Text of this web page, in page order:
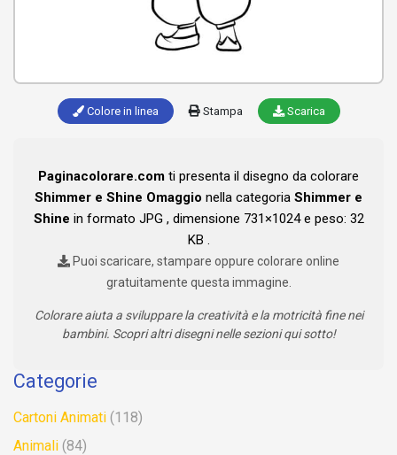
Colore in linea Stampa Scarica
Paginacolorare.com ti presenta il disegno da colorare
Shimmer e Shine Omaggio nella categoria Shimmer e
Shine in formato JPG , dimensione 731×1024 e peso: 32
KB .
Puoi scaricare, stampare oppure colorare online
gratuitamente questa immagine.
Colorare aiuta a sviluppare la creatività e la motricità fine nei
bambini. Scopri altri disegni nelle sezioni qui sotto!
Categorie
Cartoni Animati (118)
Animali (84)